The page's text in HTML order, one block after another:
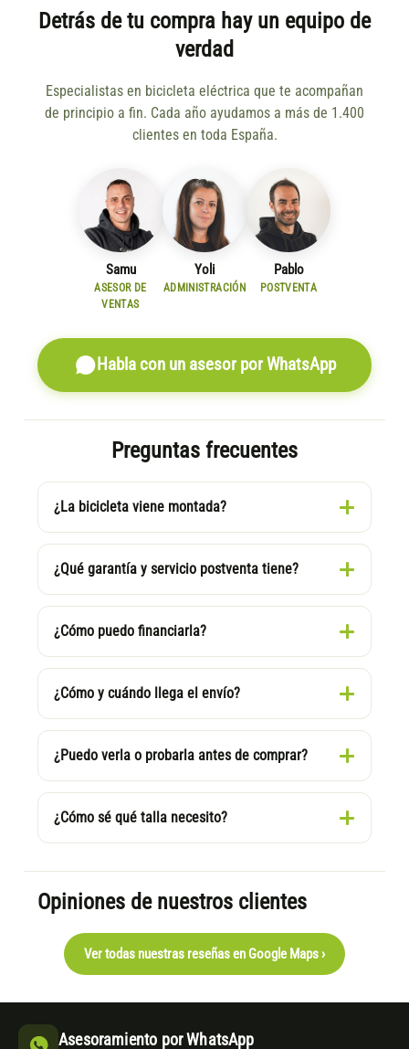
Detrás de tu compra hay un equipo de
verdad
Especialistas en bicicleta eléctrica que te acompañan
de principio a fin. Cada año ayudamos a más de 1.400
clientes en toda España.
Samu
ASESOR DE
VENTAS
Yoli
ADMINISTRACIÓN
Pablo
POSTVENTA
Habla con un asesor por WhatsApp
Preguntas frecuentes
¿La bicicleta viene montada?
¿Qué garantía y servicio postventa tiene?
¿Cómo puedo financiarla?
¿Cómo y cuándo llega el envío?
¿Puedo verla o probarla antes de comprar?
¿Cómo sé qué talla necesito?
Opiniones de nuestros clientes
Ver todas nuestras reseñas en Google Maps ›
Asesoramiento por WhatsApp